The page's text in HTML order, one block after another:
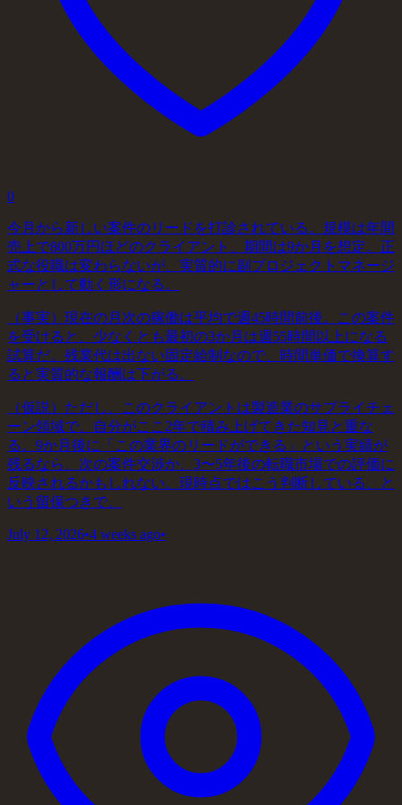
0
今月から新しい案件のリードを打診されている。規模は年間
売上で800万円ほどのクライアント、期間は9か月を想定。正
式な役職は変わらないが、実質的に副プロジェクトマネージ
ャーとして動く形になる。
（事実）現在の月次の稼働は平均で週45時間前後。この案件
を受けると、少なくとも最初の3か月は週55時間以上になる
試算だ。残業代は出ない固定給制なので、時間単価で換算す
ると実質的な報酬は下がる。
（仮説）ただし、このクライアントは製造業のサプライチェ
ーン領域で、自分がここ2年で積み上げてきた知見と重な
る。9か月後に「この業界のリードができる」という実績が
残るなら、次の案件交渉か、3〜5年後の転職市場での評価に
反映されるかもしれない。現時点ではこう判断している、と
いう留保つきで。
July 12, 2026•4 weeks ago•